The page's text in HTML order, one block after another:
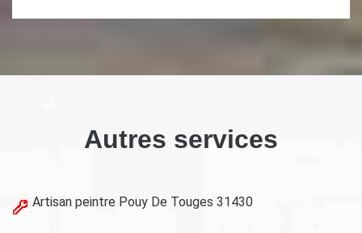
Autres services
Artisan peintre Pouy De Touges 31430